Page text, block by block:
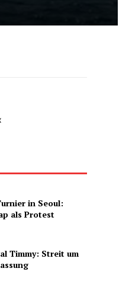
in Seoul:
als Protest
Timmy: Streit um